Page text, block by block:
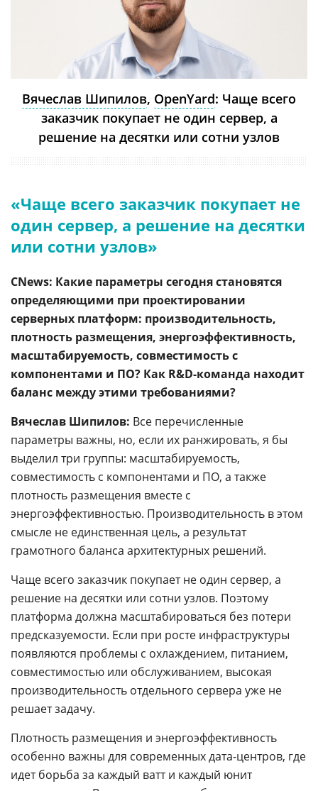
Вячеслав Шипилов, OpenYard: Чаще всего
заказчик покупает не один сервер, а
решение на десятки или сотни узлов
«Чаще всего заказчик покупает не
один сервер, а решение на десятки
или сотни узлов»
CNews: Какие параметры сегодня становятся
определяющими при проектировании
серверных платформ: производительность,
плотность размещения, энергоэффективность,
масштабируемость, совместимость с
компонентами и ПО? Как R&D-команда находит
баланс между этими требованиями?
Вячеслав Шипилов: Все перечисленные
параметры важны, но, если их ранжировать, я бы
выделил три группы: масштабируемость,
совместимость с компонентами и ПО, а также
плотность размещения вместе с
энергоэффективностью. Производительность в этом
смысле не единственная цель, а результат
грамотного баланса архитектурных решений.
Чаще всего заказчик покупает не один сервер, а
решение на десятки или сотни узлов. Поэтому
платформа должна масштабироваться без потери
предсказуемости. Если при росте инфраструктуры
появляются проблемы с охлаждением, питанием,
совместимостью или обслуживанием, высокая
производительность отдельного сервера уже не
решает задачу.
Плотность размещения и энергоэффективность
особенно важны для современных дата-центров, где
идет борьба за каждый ватт и каждый юнит